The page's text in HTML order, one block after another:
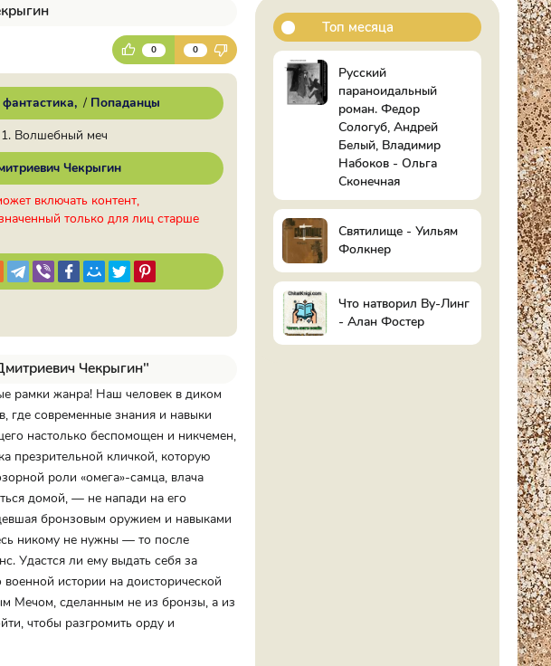
0 0
/ Попаданцы
Волшебный меч
Чекрыгин
включать контент,
только для лиц старше
Чекрыгин"
рамки жанра! Наш человек в диком
где современные знания и навыки
настолько беспомощен и никчемен,
презрительной кличкой, которую
роли «омега»-самца, влача
домой, — не напади на его
бронзовым оружием и навыками
никому не нужны — то после
Удастся ли ему выдать себя за
истории на доисторической
Мечом, сделанным не из бронзы, а из
чтобы разгромить орду и
Топ месяца
Русский
параноидальный
роман. Федор
Сологуб, Андрей
Белый, Владимир
Набоков - Ольга
Сконечная
Святилище - Уильям
Фолкнер
Что натворил Ву-Линг
- Алан Фостер